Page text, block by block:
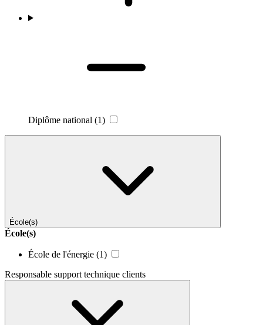
Diplôme national (1)
École(s)
École(s)
École de l'énergie (1)
Responsable support technique clients